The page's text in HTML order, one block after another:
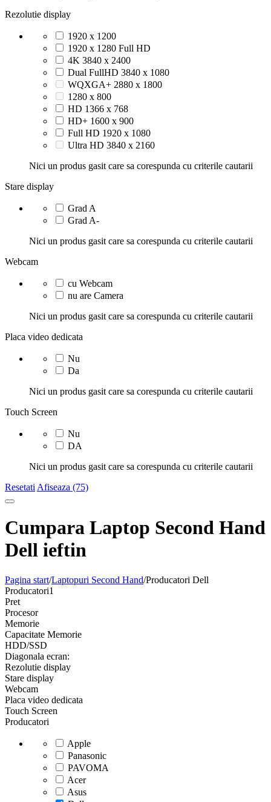
Rezolutie display
1920 x 1200
1920 x 1280 Full HD
4K 3840 x 2400
Dual FullHD 3840 x 1080
WQXGA+ 2880 x 1800
1280 x 800
HD 1366 x 768
HD+ 1600 x 900
Full HD 1920 x 1080
Ultra HD 3840 x 2160
Nici un produs gasit care sa corespunda cu criterile cautarii
Stare display
Grad A
Grad A-
Nici un produs gasit care sa corespunda cu criterile cautarii
Webcam
cu Webcam
nu are Camera
Nici un produs gasit care sa corespunda cu criterile cautarii
Placa video dedicata
Nu
Da
Nici un produs gasit care sa corespunda cu criterile cautarii
Touch Screen
Nu
DA
Nici un produs gasit care sa corespunda cu criterile cautarii
Resetati Afiseaza (75)
Cumpara Laptop Second Hand
Dell ieftin
Pagina start/Laptopuri Second Hand/Producatori Dell
Producatori1
Pret
Procesor
Memorie
Capacitate Memorie
HDD/SSD
Diagonala ecran:
Rezolutie display
Stare display
Webcam
Placa video dedicata
Touch Screen
Producatori
Apple
Panasonic
PAVOMA
Acer
Asus